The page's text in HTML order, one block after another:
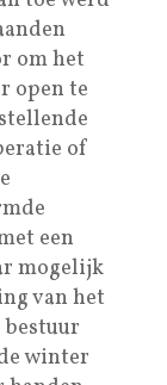
om het
open te
of
een
mogelijk
van het
winter